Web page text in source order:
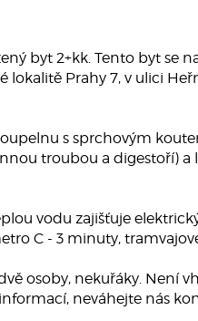
byt 2+kk. Tento byt se
Prahy 7, v ulici
s sprchovým
troubou a digestoří)
vodu zajišťuje
C - 3 minuty, tramvajové
osoby, nekuřáky. Není
neváhejte nás